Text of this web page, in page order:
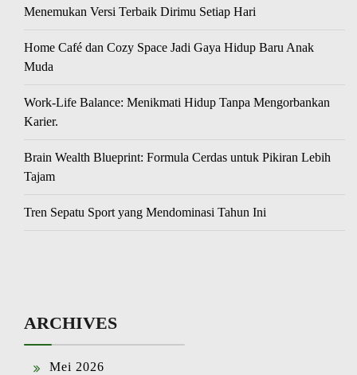
Menemukan Versi Terbaik Dirimu Setiap Hari
Home Café dan Cozy Space Jadi Gaya Hidup Baru Anak
Muda
Work-Life Balance: Menikmati Hidup Tanpa Mengorbankan
Karier.
Brain Wealth Blueprint: Formula Cerdas untuk Pikiran Lebih
Tajam
Tren Sepatu Sport yang Mendominasi Tahun Ini
ARCHIVES
Mei 2026